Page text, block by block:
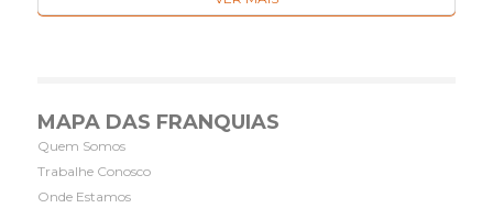
MAPA DAS FRANQUIAS
Quem Somos
Trabalhe Conosco
Onde Estamos